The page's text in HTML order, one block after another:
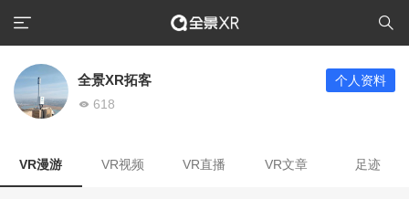
全景XR拓客
618
个人资料
VR漫游 VR视频 VR直播 VR文章 足迹